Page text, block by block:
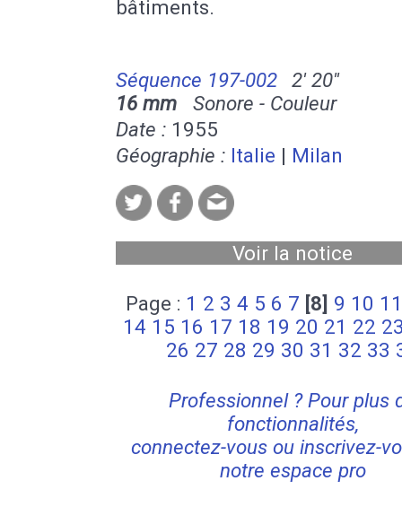
bâtiments.
Séquence 197-002
2' 20''
16 mm Sonore - Couleur
Date : 1955
Géographie : Italie | Milan
Voir la notice
Page : 1 2 3 4 5 6 7 [8] 9 10 11
14 15 16 17 18 19 20 21 22
26 27 28 29 30 31 32 33
Professionnel ? Pour plus
fonctionnalités,
connectez-vous ou inscrivez-
notre espace pro